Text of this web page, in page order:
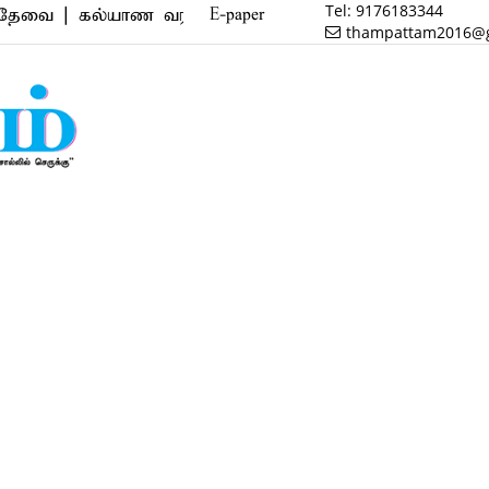
கல்யாண வரன் | மருத்துவம் | வணிகம் | பைனான்ஸ் |
E-paper Tel: 9176183344